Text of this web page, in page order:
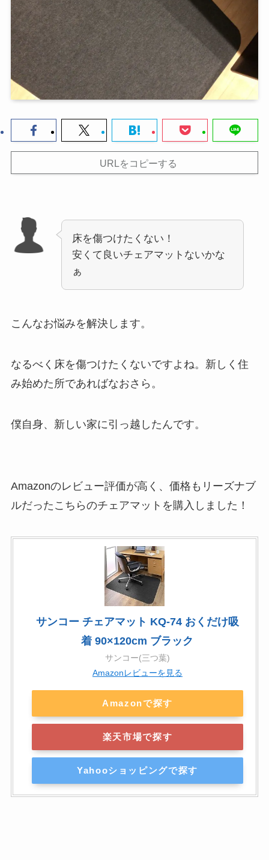
URLをコピーする
床を傷つけたくない！
安くて良いチェアマットないかな
ぁ
こんなお悩みを解決します。
なるべく床を傷つけたくないですよね。新しく住
み始めた所であればなおさら。
僕自身、新しい家に引っ越したんです。
Amazonのレビュー評価が高く、価格もリーズナブ
ルだったこちらのチェアマットを購入しました！
サンコー チェアマット KQ-74 おくだけ吸
着 90×120cm ブラック
サンコー(三つ葉)
Amazonレビューを見る
Amazonで探す
楽天市場で探す
Yahooショッピングで探す